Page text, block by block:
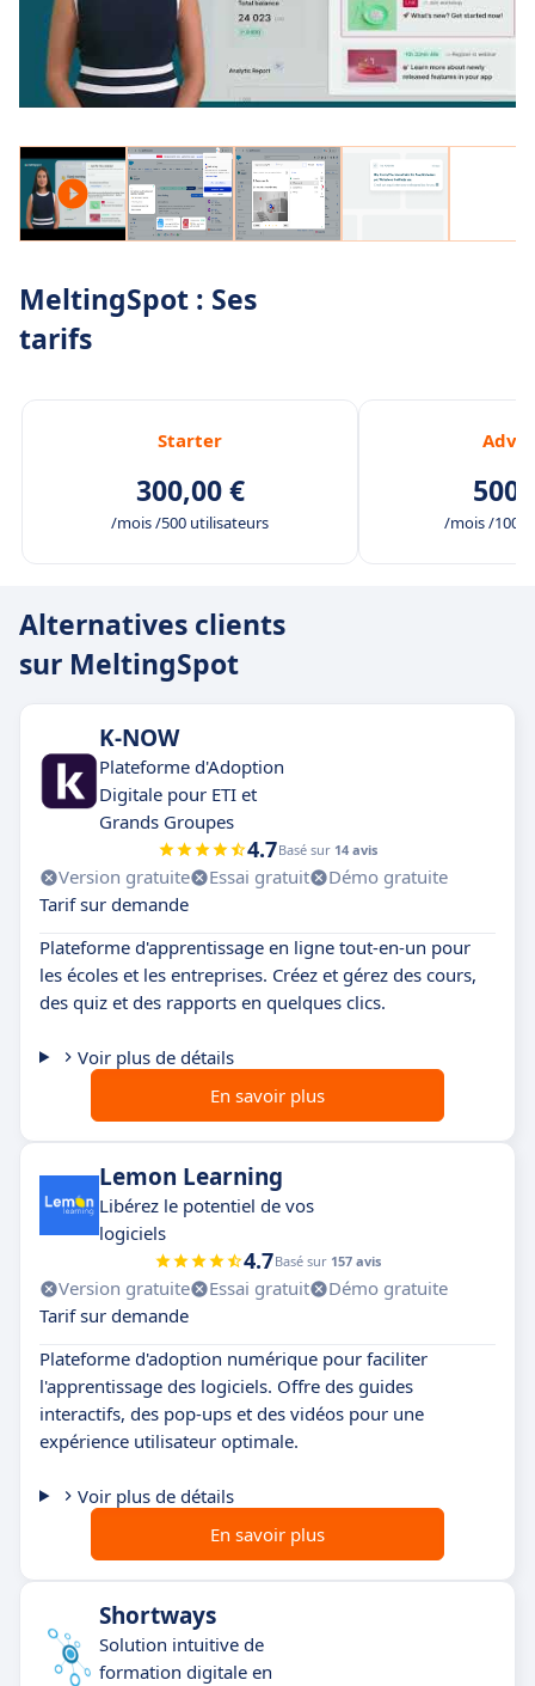
MeltingSpot : Ses
tarifs
Starter
300,00 €
/mois /500 utilisateurs /mois /1000
Alternatives clients
sur MeltingSpot
K-NOW
Plateforme d'Adoption
Digitale pour ETI et
Grands Groupes
4.7Basé sur 14 avis
Version gratuite Essai gratuit
Démo gratuite
Tarif sur demande
Plateforme d'apprentissage en ligne tout-en-un pour
les écoles et les entreprises. Créez et gérez des cours,
des quiz et des rapports en quelques clics.
Voir plus de détails
En savoir plus
Lemon Learning
Libérez le potentiel de vos
logiciels
4.7Basé sur 157 avis
Version gratuite Essai gratuit
Démo gratuite
Tarif sur demande
Plateforme d'adoption numérique pour faciliter
l'apprentissage des logiciels. Offre des guides
interactifs, des pop-ups et des vidéos pour une
expérience utilisateur optimale.
Voir plus de détails
En savoir plus
Shortways
Solution intuitive de
formation digitale en